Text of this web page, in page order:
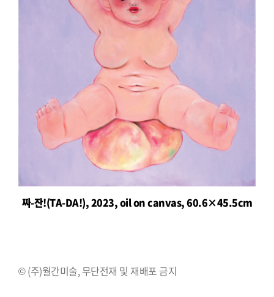
짜-잔!(TA-DA!), 2023, oil on canvas, 60.6×45.5cm
© (주)월간미술, 무단전재 및 재배포 금지